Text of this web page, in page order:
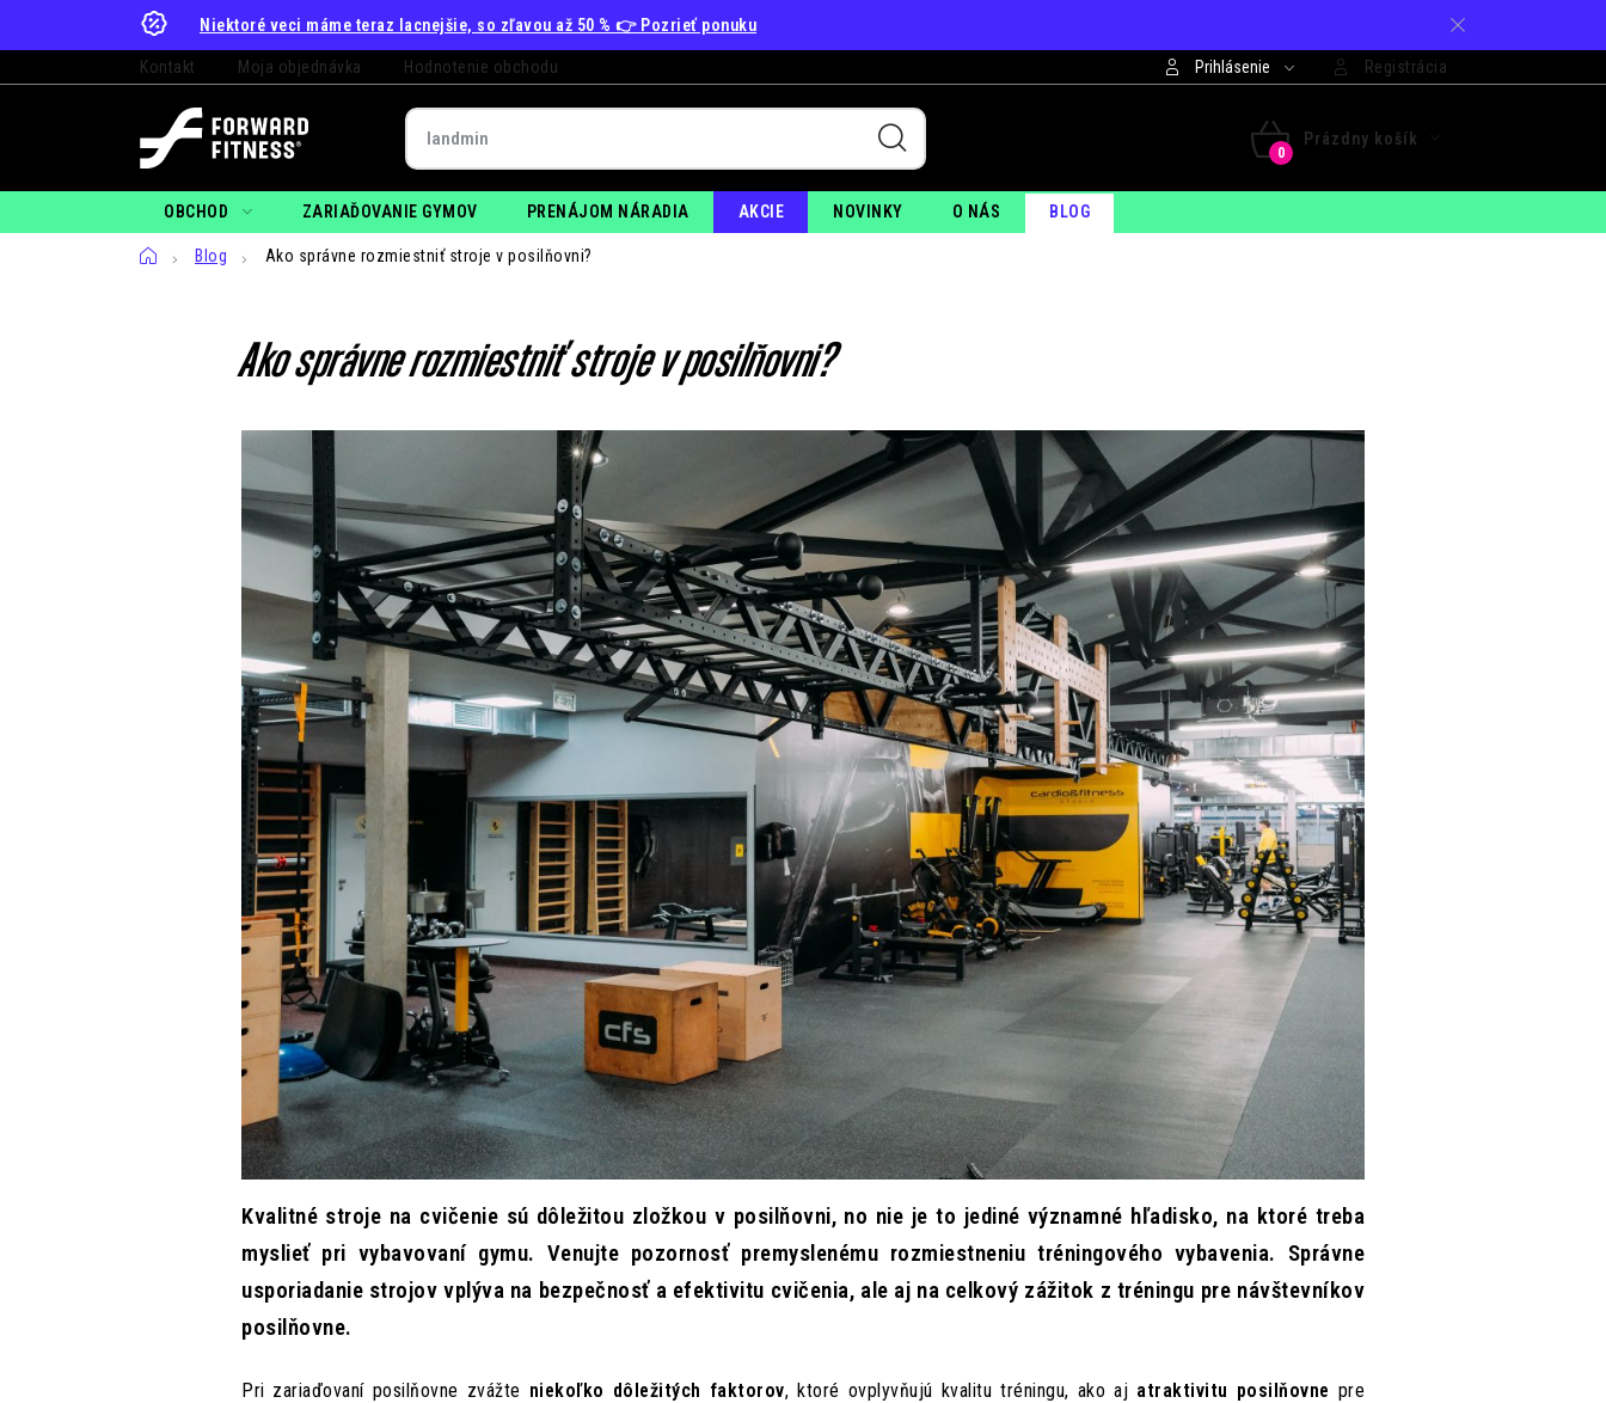
Niektoré veci máme teraz lacnejšie, so zľavou až 50 % 👉 Pozrieť ponuku
Kontakt Moja objednávka Hodnotenie obchodu Prihlásenie Registrácia
NÁKUPNÝ
KOŠÍK
Prázdny košík
OBCHOD ZARIAĎOVANIE GYMOV PRENÁJOM NÁRADIA AKCIE NOVINKY O NÁS BLOG
DomovBlog Ako správne rozmiestniť stroje v posilňovni?
Ako správne rozmiestniť stroje v posilňovni?
Kvalitné stroje na cvičenie sú dôležitou zložkou v posilňovni, no nie je to jediné významné hľadisko, na ktoré treba
myslieť pri vybavovaní gymu. Venujte pozornosť premyslenému rozmiestneniu tréningového vybavenia. Správne
usporiadanie strojov vplýva na bezpečnosť a efektivitu cvičenia, ale aj na celkový zážitok z tréningu pre návštevníkov
posilňovne.
Pri zariaďovaní posilňovne zvážte niekoľko dôležitých faktorov, ktoré ovplyvňujú kvalitu tréningu, ako aj atraktivitu posilňovne pre